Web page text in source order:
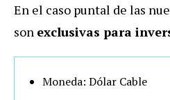
En el caso puntal de las
son exclusivas para
Moneda: Dólar Cable